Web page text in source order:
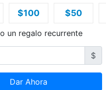
$100 $50
un regalo recurrente
$